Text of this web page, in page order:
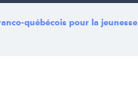
québécois pour la jeunesse